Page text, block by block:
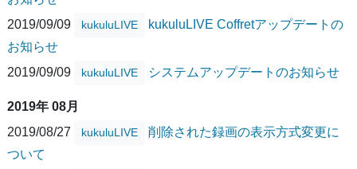
2019/09/09
kukuluLIVE
kukuluLIVE Coffretアップデートの
お知らせ
2019/09/09
kukuluLIVE システムアップデートのお知らせ
2019年 08月
2019/08/27
kukuluLIVE
削除された録画の表示方式変更に
ついて